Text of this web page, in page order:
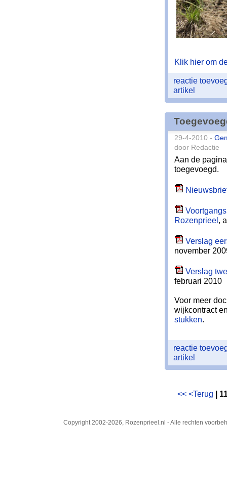
Klik hier om
reactie
artikel
29-4-2010 -
door Redactie
Aan de
toegevoegd.
Rozenprieel,
Verslag
november
Verslag
februari 2010
Voor meer
wijkcontract
stukken.
reactie
artikel
<< <Terug |
Copyright 2002-2026, Rozenprieel.nl - Alle rechten